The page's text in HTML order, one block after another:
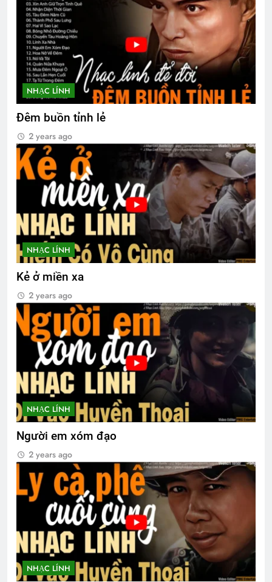
NHẠC LÍNH
Đêm buồn tỉnh lẻ
2 years ago
NHẠC LÍNH
Kẻ ở miền xa
2 years ago
NHẠC LÍNH
Người em xóm đạo
2 years ago
NHẠC LÍNH